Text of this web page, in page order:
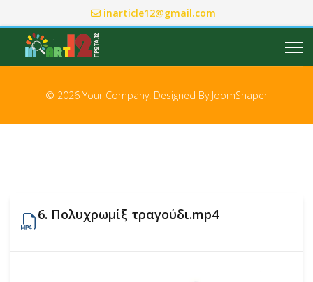
inarticle12@gmail.com
© 2026 Your Company. Designed By JoomShaper
6. Πολυχρωμίξ τραγούδι.mp4